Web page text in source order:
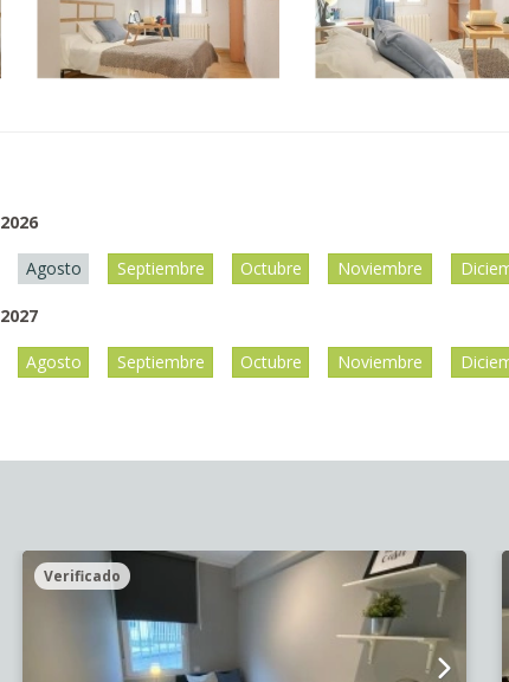
2026
Agosto Septiembre Octubre Noviembre
2027
Agosto Septiembre Octubre Noviembre
Verificado